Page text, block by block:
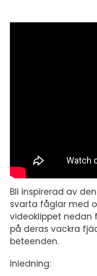
Bli inspirerad av
svarta fåglar med
videoklippet
på deras vackra
beteenden.
Inledning: